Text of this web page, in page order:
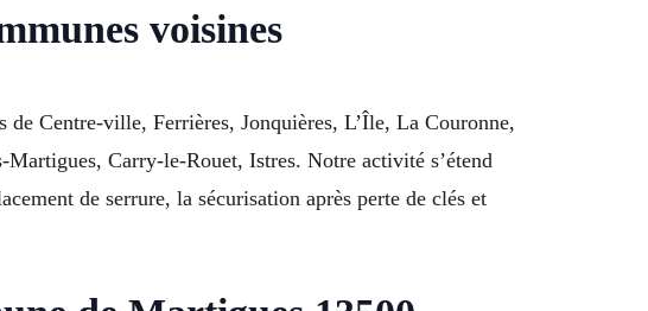
voisines
de Centre-ville, Ferrières, Jonquières, L’Île, La Couronne,
Carry-le-Rouet, Istres. Notre activité s’étend
de serrure, la sécurisation après perte de clés et